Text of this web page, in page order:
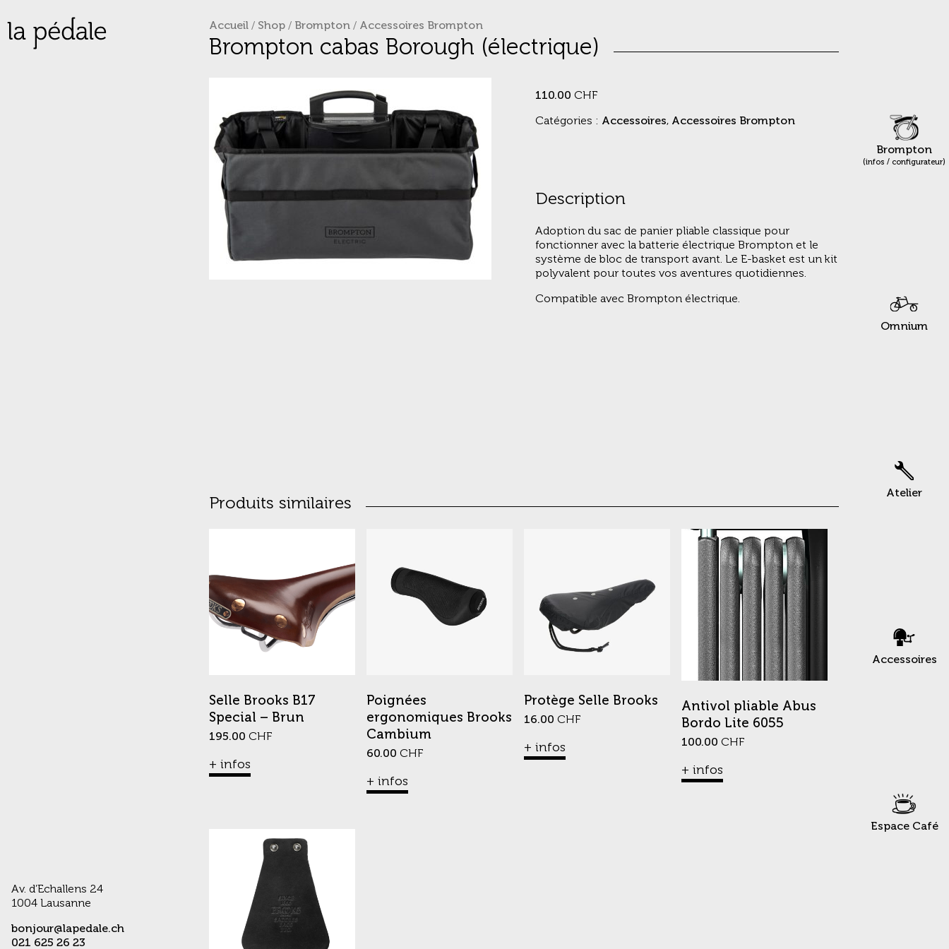
Skip
Av. d’Echallens 24
1004 Lausanne
bonjour@lapedale.ch
021 625 26 23
Brompton
(infos / configurateur)
Omnium
Atelier
Accessoires
Espace Café
Accueil / Shop / Brompton / Accessoires Brompton
Brompton cabas Borough (électrique)
110.00 CHF
Catégories : Accessoires, Accessoires Brompton
Description
Adoption du sac de panier pliable classique pour
fonctionner avec la batterie électrique Brompton et le
système de bloc de transport avant. Le E-basket est un kit
polyvalent pour toutes vos aventures quotidiennes.
Compatible avec Brompton électrique.​​​
Produits similaires
Selle Brooks B17
Special – Brun
195.00 CHF
+ infos
Poignées
ergonomiques Brooks
Cambium
60.00 CHF
+ infos
Protège Selle Brooks
16.00 CHF
+ infos
Antivol pliable Abus
Bordo Lite 6055
100.00 CHF
+ infos